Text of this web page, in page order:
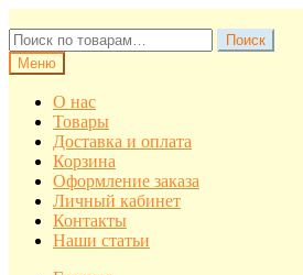
к
навигации
к
содержимому
Искать:
Поиск
Меню
О нас
Товары
Доставка и оплата
Корзина
Оформление заказа
Личный кабинет
Контакты
Наши статьи